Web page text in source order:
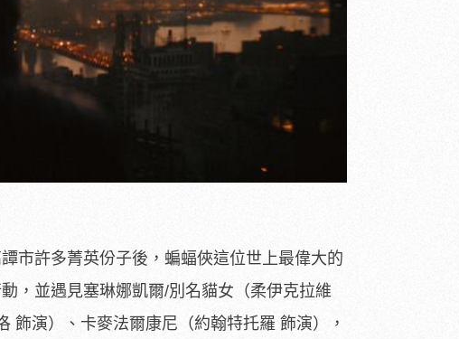
市許多菁英份子後， 蝙蝠俠這位世上最偉大的
，並遇見塞琳娜凱爾/別名貓女（柔伊克拉維
飾演）、卡麥法爾康尼（約翰特托羅 飾演），